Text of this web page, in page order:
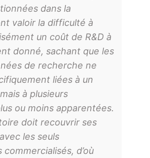
dans la
valoir la difficulté à
un coût de R&D à
donné, sachant que les
de recherche ne
liées à un
à plusieurs
ou moins apparentées.
doit recouvrir ses
les seuls
d’où